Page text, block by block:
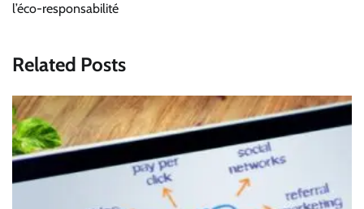
l’éco-responsabilité
Related Posts